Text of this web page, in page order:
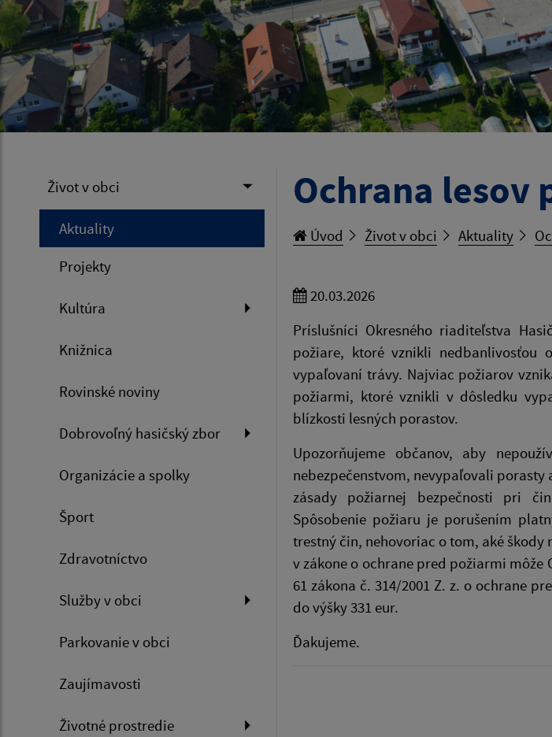
Život v obci
Aktuality
Projekty
Kultúra
Knižnica
Rovinské noviny
Dobrovoľný hasičský zbor
Organizácie a spolky
Šport
Zdravotníctvo
Služby v obci
Parkovanie v obci
Zaujímavosti
Životné prostredie
Ochrana lesov
Úvod Život v obci Aktuality
20.03.2026
Príslušníci Okresného riaditeľstva
požiare, ktoré vznikli
vypaľovaní trávy. Najviac požiarov
požiarmi, ktoré vznikli v dôsledku
blízkosti lesných porastov.
Upozorňujeme občanov, aby
nebezpečenstvom, nevypaľovali
zásady požiarnej bezpečnosti pri
Spôsobenie požiaru je porušením
trestný čin, nehovoriac o tom, aké
v zákone o ochrane pred požiarmi
61 zákona č. 314/2001 Z. z. o ochrane
do výšky 331 eur.
Ďakujeme.